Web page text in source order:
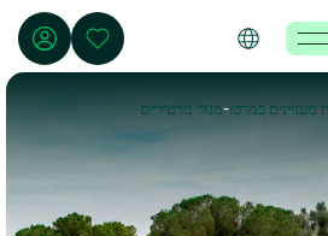
מעניינים במרכז-מנזר מרטיריוס